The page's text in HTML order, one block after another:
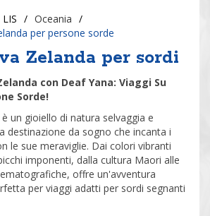
/ Oceania /
per persone sorde
Zelanda per sordi
con Deaf Yana: Viaggi Su
Sorde!
un gioiello di natura selvaggia e
destinazione da sogno che incanta i
le sue meraviglie. Dai colori vibranti
imponenti, dalla cultura Maori alle
offre un'avventura
per viaggi adatti per sordi segnanti